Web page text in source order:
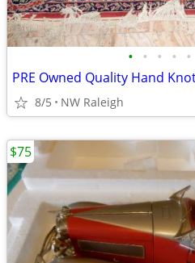
• • • • •
8/5 NW Raleigh
$75